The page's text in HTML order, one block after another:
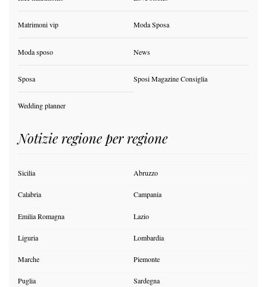
Matrimoni vip Moda Sposa
Moda sposo News
Sposa Sposi Magazine Consiglia
Wedding planner
Notizie regione per regione
Sicilia Abruzzo
Calabria Campania
Emilia Romagna Lazio
Liguria Lombardia
Marche Piemonte
Puglia Sardegna